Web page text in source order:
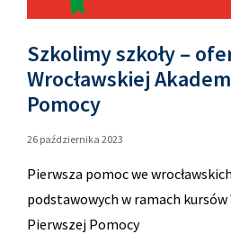
Szkolimy szkoły –
Wrocławskiej
Pomocy
26 października 2023
Pierwsza pomoc we
podstawowych w ramach kursów
Pierwszej Pomocy